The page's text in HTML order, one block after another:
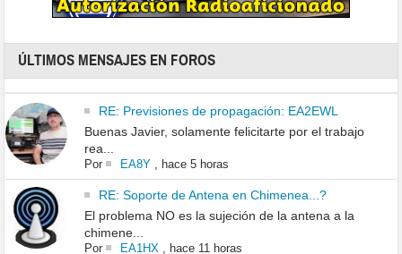
ÚLTIMOS MENSAJES EN FOROS
RE: Previsiones de propagación: EA2EWL
Buenas Javier, solamente felicitarte por el trabajo
rea...
Por EA8Y, hace 5 horas
RE: Soporte de Antena en Chimenea...?
El problema NO es la sujeción de la antena a la
chimene...
Por EA1HX hace 11 horas